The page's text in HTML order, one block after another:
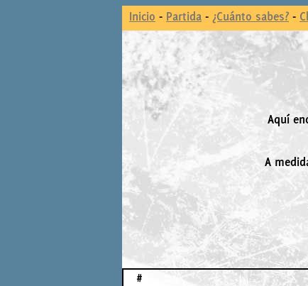
Inicio - Partida - ¿Cuánto sabes? -
Aquí
A
#